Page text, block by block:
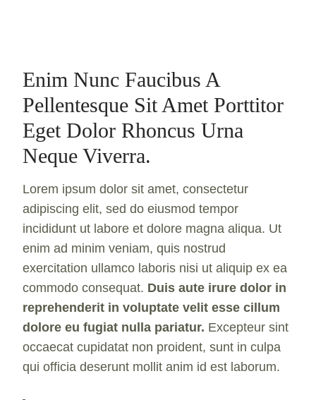
Enim Nunc Faucibus A
Pellentesque Sit Amet Porttitor
Eget Dolor Rhoncus Urna
Neque Viverra.
Lorem ipsum dolor sit amet, consectetur
adipiscing elit, sed do eiusmod tempor
incididunt ut labore et dolore magna aliqua. Ut
enim ad minim veniam, quis nostrud
exercitation ullamco laboris nisi ut aliquip ex ea
commodo consequat. Duis aute irure dolor in
reprehenderit in voluptate velit esse cillum
dolore eu fugiat nulla pariatur. Excepteur sint
occaecat cupidatat non proident, sunt in culpa
qui officia deserunt mollit anim id est laborum.